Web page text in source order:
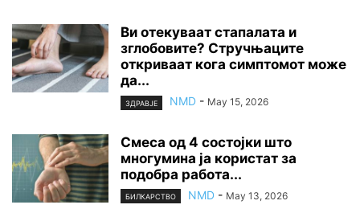
Ви отекуваат стапалата и
зглобовите? Стручњаците
откриваат кога симптомот може
да...
ЗДРАВЈЕ NMD - May 15, 2026
Смеса од 4 состојки што
многумина ја користат за
подобра работа...
БИЛКАРСТВО NMD - May 13, 2026